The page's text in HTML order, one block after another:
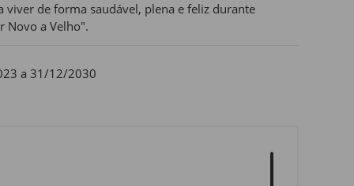
viver de forma saudável, plena e feliz durante
Novo a Velho".
a 31/12/2030